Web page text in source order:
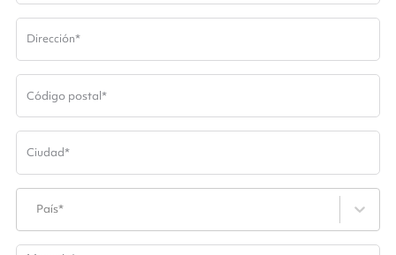
Dirección*
Código postal*
Ciudad*
País*